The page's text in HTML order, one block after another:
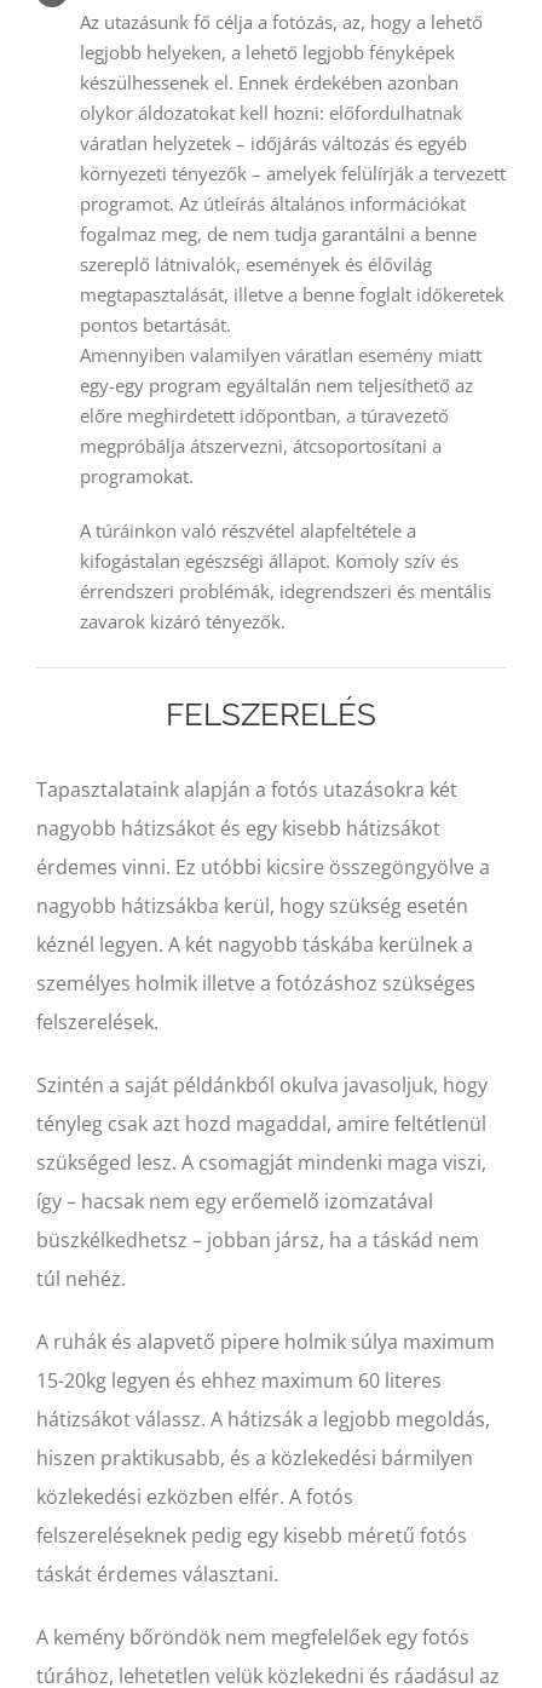
Az utazásunk fő célja a fotózás, az, hogy a lehető
legjobb helyeken, a lehető legjobb fényképek
készülhessenek el. Ennek érdekében azonban
olykor áldozatokat kell hozni: előfordulhatnak
váratlan helyzetek – időjárás változás és egyéb
környezeti tényezők – amelyek felülírják a tervezett
programot. Az útleírás általános információkat
fogalmaz meg, de nem tudja garantálni a benne
szereplő látnivalók, események és élővilág
megtapasztalását, illetve a benne foglalt időkeretek
pontos betartását.
Amennyiben valamilyen váratlan esemény miatt
egy-egy program egyáltalán nem teljesíthető az
előre meghirdetett időpontban, a túravezető
megpróbálja átszervezni, átcsoportosítani a
programokat.
A túráinkon való részvétel alapfeltétele a
kifogástalan egészségi állapot. Komoly szív és
érrendszeri problémák, idegrendszeri és mentális
zavarok kizáró tényezők.
FELSZERELÉS
Tapasztalataink alapján a fotós utazásokra két
nagyobb hátizsákot és egy kisebb hátizsákot
érdemes vinni. Ez utóbbi kicsire összegöngyölve a
nagyobb hátizsákba kerül, hogy szükség esetén
kéznél legyen. A két nagyobb táskába kerülnek a
személyes holmik illetve a fotózáshoz szükséges
felszerelések.
Szintén a saját példánkból okulva javasoljuk, hogy
tényleg csak azt hozd magaddal, amire feltétlenül
szükséged lesz. A csomagját mindenki maga viszi,
így – hacsak nem egy erőemelő izomzatával
büszkélkedhetsz – jobban jársz, ha a táskád nem
túl nehéz.
A ruhák és alapvető pipere holmik súlya maximum
15-20kg legyen és ehhez maximum 60 literes
hátizsákot válassz. A hátizsák a legjobb megoldás,
hiszen praktikusabb, és a közlekedési bármilyen
közlekedési ezközben elfér. A fotós
felszereléseknek pedig egy kisebb méretű fotós
táskát érdemes választani.
A kemény bőröndök nem megfelelőek egy fotós
túrához, lehetetlen velük közlekedni és ráadásul az